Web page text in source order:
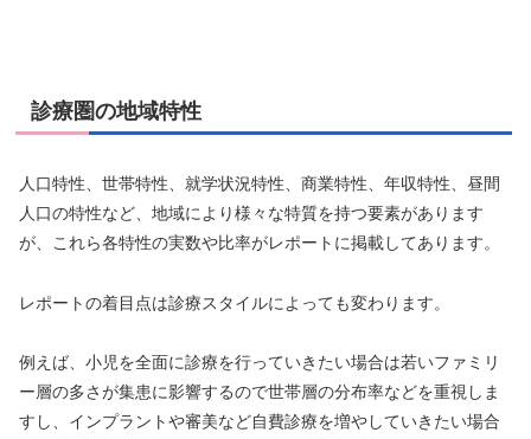
診療圏の地域特性
人口特性、世帯特性、就学状況特性、商業特性、年収特性、昼間
人口の特性など、地域により様々な特質を持つ要素があります
が、これら各特性の実数や比率がレポートに掲載してあります。
レポートの着目点は診療スタイルによっても変わります。
例えば、小児を全面に診療を行っていきたい場合は若いファミリ
ー層の多さが集患に影響するので世帯層の分布率などを重視しま
すし、インプラントや審美など自費診療を増やしていきたい場合